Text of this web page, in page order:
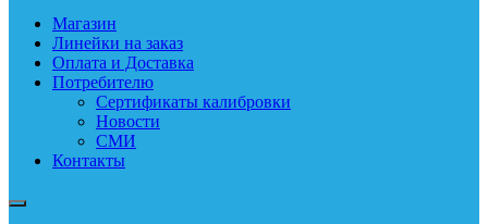
Магазин
Линейки на заказ
Оплата и Доставка
Потребителю
Сертификаты калибровки
Новости
СМИ
Контакты